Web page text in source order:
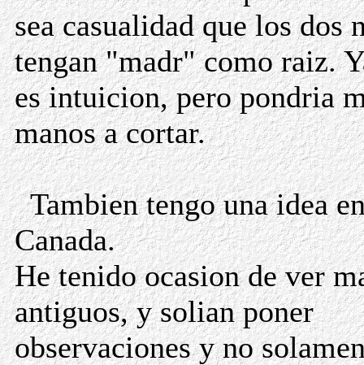
sea casualidad que los dos
tengan "madr" como raiz.
es intuicion, pero pondria
manos a cortar.
Tambien tengo una idea
Canada.
He tenido ocasion de ver
antiguos, y solian poner
observaciones y no